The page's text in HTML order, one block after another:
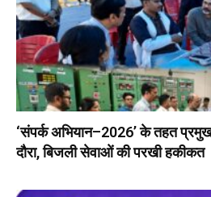
‘संपर्क अभियान–2026’ के तहत प्रमुख
दौरा, बिजली सेवाओं की परखी हकीकत